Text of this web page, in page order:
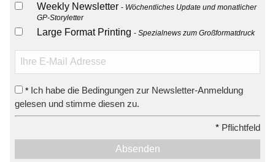
Weekly Newsletter
Wöchentliches Update und monatlicher
GP-Storyletter
Large Format Printing Spezialnews zum Großformatdruck
* Ich habe die Bedingungen zur Newsletter-Anmeldung
gelesen und stimme diesen zu.
* Pflichtfeld
Absenden